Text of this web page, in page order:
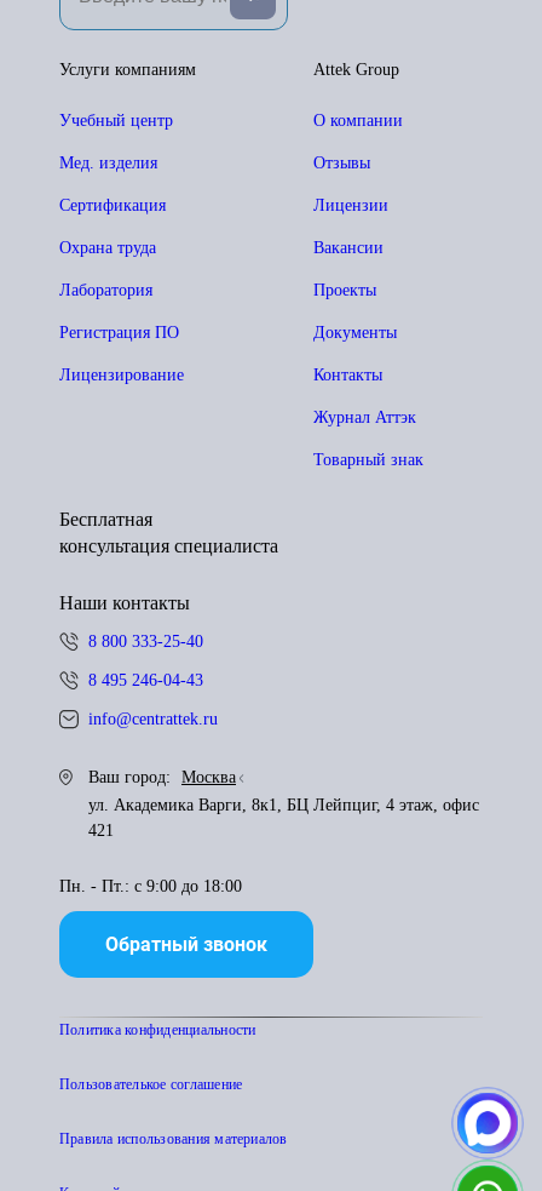
Attek Group
О компании
Отзывы
Лицензии
Вакансии
Проекты
Документы
Контакты
Журнал Аттэк
Товарный знак
Услуги компаниям
Учебный центр
Мед. изделия
Сертификация
Охрана труда
Лаборатория
Регистрация ПО
Лицензирование
Бесплатная
консультация специалиста
Наши контакты
8 800 333-25-40
8 495 246-04-43
info@centrattek.ru
Ваш город:
Москва
ул. Академика Варги, 8к1, БЦ Лейпциг, 4 этаж, офис
421
Пн. - Пт.: с 9:00 до 18:00
Обратный звонок
Политика конфиденциальности
Пользователькое соглашение
Правила использования материалов